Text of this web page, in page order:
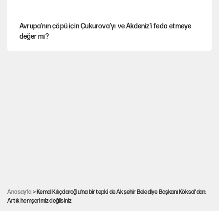
Avrupa'nın çöpü için Çukurova'yı ve Akdeniz'i feda etmeye
değer mi?
Anasayfa > Kemal Kılıçdaroğlu'na bir tepki de Akşehir Belediye Başkanı Köksal'dan:
Artık hemşerimiz değilsiniz